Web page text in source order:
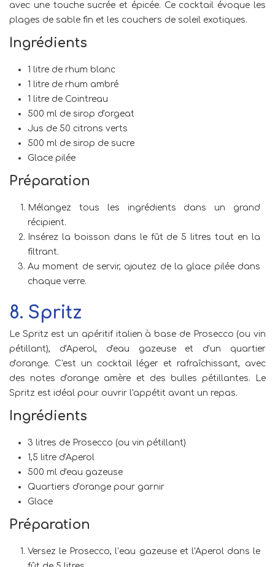
avec une touche sucrée et épicée. Ce cocktail évoque les
plages de sable fin et les couchers de soleil exotiques.
Ingrédients
1 litre de rhum blanc
1 litre de rhum ambré
1 litre de Cointreau
500 ml de sirop d'orgeat
Jus de 50 citrons verts
500 ml de sirop de sucre
Glace pilée
Préparation
Mélangez tous les ingrédients dans un grand
récipient.
Insérez la boisson dans le fût de 5 litres tout en la
filtrant.
Au moment de servir, ajoutez de la glace pilée dans
chaque verre.
8. Spritz
Le Spritz est un apéritif italien à base de Prosecco (ou vin
pétillant), d'Aperol, d'eau gazeuse et d'un quartier
d'orange. C'est un cocktail léger et rafraîchissant, avec
des notes d'orange amère et des bulles pétillantes. Le
Spritz est idéal pour ouvrir l'appétit avant un repas.
Ingrédients
3 litres de Prosecco (ou vin pétillant)
1,5 litre d'Aperol
500 ml d'eau gazeuse
Quartiers d'orange pour garnir
Glace
Préparation
Versez le Prosecco, l’eau gazeuse et l'Aperol dans le